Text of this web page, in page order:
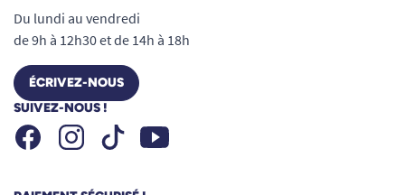
Du lundi au vendredi
de 9h à 12h30 et de 14h à 18h
ÉCRIVEZ-NOUS
SUIVEZ-NOUS !
FacebookInstagramTiktok Youtube